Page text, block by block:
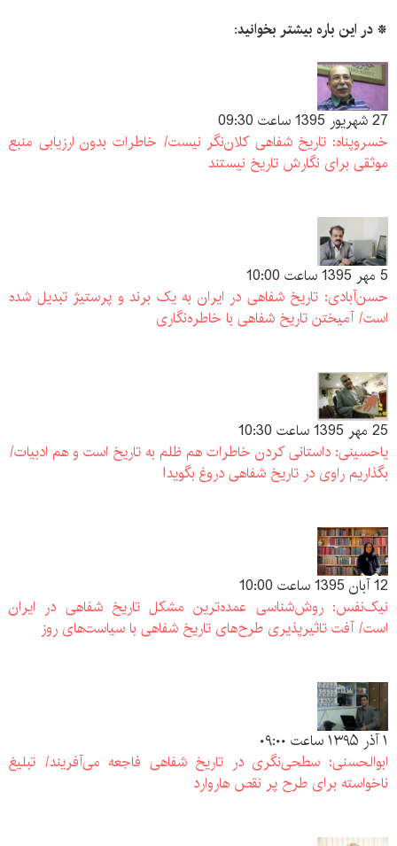
* در این باره بیشتر بخوانید:
27 شهريور 1395 ساعت 09:30
خسروپناه: تاریخ شفاهی کلان‌نگر نیست/ خاطرات بدون ارزیابی منبع
موثقی برای نگارش تاریخ نیستند
5 مهر 1395 ساعت 10:00
حسن‌آبادی: تاریخ شفاهی در ایران به یک برند و پرستیژ تبدیل شده
است/ آمیختن تاریخ شفاهی با خاطره‌نگاری
25 مهر 1395 ساعت 10:30
یاحسینی: داستانی کردن خاطرات هم ظلم به تاریخ است و هم ادبیات/
بگذاریم راوی در تاریخ شفاهی دروغ بگوید!
12 آبان 1395 ساعت 10:00
نیک‌نفس: روش‌شناسی عمده‌ترین مشکل تاریخ شفاهی در ایران
است/ آفت تاثیرپذیری طرح‌های تاریخ شفاهی با سیاست‌های روز
۱ آذر ۱۳۹۵ ساعت ۰۹:۰۰
ابوالحسنی: سطحی‌نگری در تاریخ شفاهی فاجعه می‌آفریند/ تبلیغ
ناخواسته برای طرح پر نقص هاروارد